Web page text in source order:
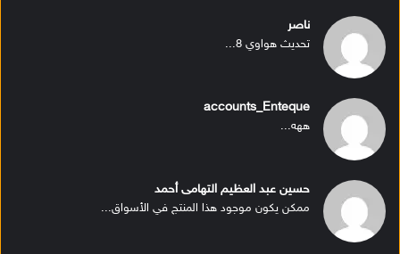
ناصر
تحديث هواوي 8...
accounts_Enteque
ههه...
حسين عبد العظيم التهامى أحمد
ممكن يكون موجود هذا المنتج في الأسواق...